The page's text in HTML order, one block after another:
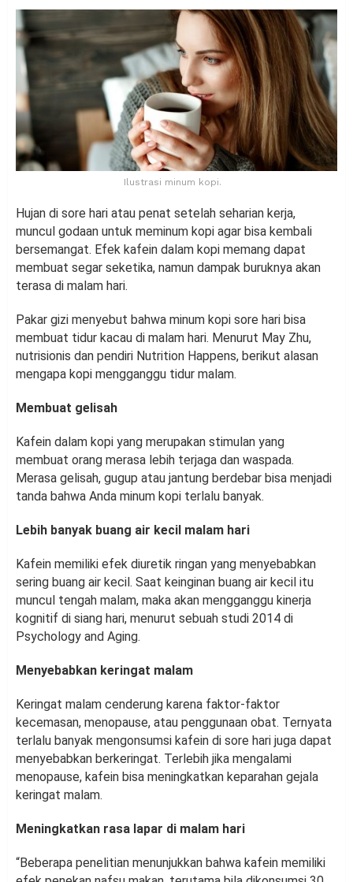
Ilustrasi minum kopi.
Hujan di sore hari atau penat setelah seharian kerja,
muncul godaan untuk meminum kopi agar bisa kembali
bersemangat. Efek kafein dalam kopi memang dapat
membuat segar seketika, namun dampak buruknya akan
terasa di malam hari.
Pakar gizi menyebut bahwa minum kopi sore hari bisa
membuat tidur kacau di malam hari. Menurut May Zhu,
nutrisionis dan pendiri Nutrition Happens, berikut alasan
mengapa kopi mengganggu tidur malam.
Membuat gelisah
Kafein dalam kopi yang merupakan stimulan yang
membuat orang merasa lebih terjaga dan waspada.
Merasa gelisah, gugup atau jantung berdebar bisa menjadi
tanda bahwa Anda minum kopi terlalu banyak.
Lebih banyak buang air kecil malam hari
Kafein memiliki efek diuretik ringan yang menyebabkan
sering buang air kecil. Saat keinginan buang air kecil itu
muncul tengah malam, maka akan mengganggu kinerja
kognitif di siang hari, menurut sebuah studi 2014 di
Psychology and Aging.
Menyebabkan keringat malam
Keringat malam cenderung karena faktor-faktor
kecemasan, menopause, atau penggunaan obat. Ternyata
terlalu banyak mengonsumsi kafein di sore hari juga dapat
menyebabkan berkeringat. Terlebih jika mengalami
menopause, kafein bisa meningkatkan keparahan gejala
keringat malam.
Meningkatkan rasa lapar di malam hari
“Beberapa penelitian menunjukkan bahwa kafein memiliki